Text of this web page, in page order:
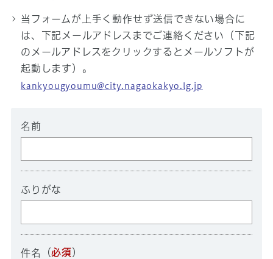
当フォームが上手く動作せず送信できない場合に
は、下記メールアドレスまでご連絡ください（下記
のメールアドレスをクリックするとメールソフトが
起動します）。
kankyougyoumu@city.nagaokakyo.lg.jp
名前
ふりがな
件名 （必須 ）